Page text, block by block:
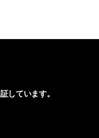
しています。